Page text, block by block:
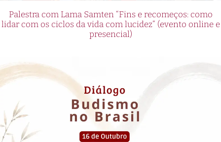
Palestra com Lama Samten “Fins e recomeços: como
lidar com os ciclos da vida com lucidez” (evento online e
presencial)